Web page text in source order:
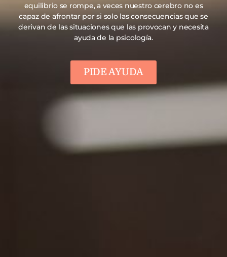
equilibrio se rompe, a veces nuestro cerebro no es
capaz de afrontar por si solo las consecuencias que se
derivan de las situaciones que las provocan y necesita
ayuda de la psicología.
PIDE AYUDA